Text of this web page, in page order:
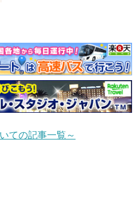
ての記事一覧～